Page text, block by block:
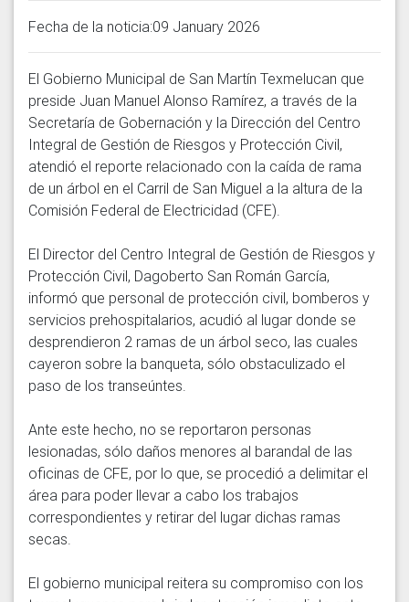
Fecha de la noticia:09 January 2026
El Gobierno Municipal de San Martín Texmelucan que
preside Juan Manuel Alonso Ramírez, a través de la
Secretaría de Gobernación y la Dirección del Centro
Integral de Gestión de Riesgos y Protección Civil,
atendió el reporte relacionado con la caída de rama
de un árbol en el Carril de San Miguel a la altura de la
Comisión Federal de Electricidad (CFE).
El Director del Centro Integral de Gestión de Riesgos y
Protección Civil, Dagoberto San Román García,
informó que personal de protección civil, bomberos y
servicios prehospitalarios, acudió al lugar donde se
desprendieron 2 ramas de un árbol seco, las cuales
cayeron sobre la banqueta, sólo obstaculizado el
paso de los transeúntes.
Ante este hecho, no se reportaron personas
lesionadas, sólo daños menores al barandal de las
oficinas de CFE, por lo que, se procedió a delimitar el
área para poder llevar a cabo los trabajos
correspondientes y retirar del lugar dichas ramas
secas.
El gobierno municipal reitera su compromiso con los